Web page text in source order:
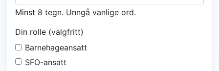
Minst 8 tegn. Unngå vanlige ord.
Din rolle (valgfritt)
Barnehageansatt
SFO-ansatt